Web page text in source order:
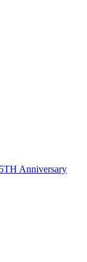
Anniversary